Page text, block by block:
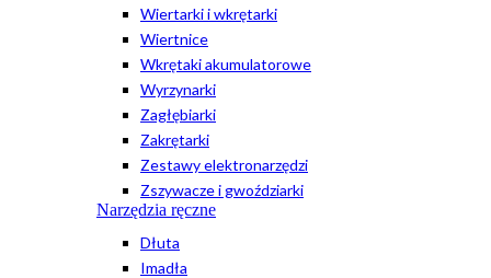
Wiertarki i wkrętarki
Wiertnice
Wkrętaki akumulatorowe
Wyrzynarki
Zagłębiarki
Zakrętarki
Zestawy elektronarzędzi
Zszywacze i gwoździarki
Narzędzia ręczne
Dłuta
Imadła